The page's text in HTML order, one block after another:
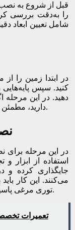
قبل از شروع به
را به‌دقت بررسی
شامل تعیین ابعاد
در ابتدا زمین را
کنید. سپس
دهید. در این مرحله
دارید، مطمئن شوید که پایه‌ها به‌اندازه کافی مستحکم باشند.
در این مرحله برای
استفاده از ابزار
جایگذاری کرده و
می‌کنند. این کار
توری مرغی پاسیو، با وزش باد مشکلی برای سازه ایجاد نشود.
تعمیرات